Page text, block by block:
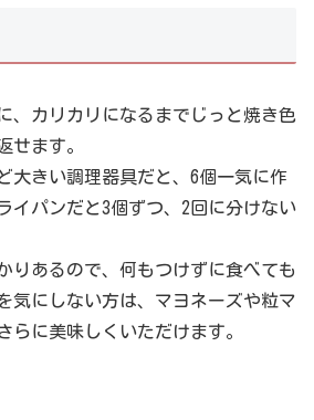
、カリカリになるまでじっと焼き色
せます。
大きい調理器具だと、6個一気に作
イパンだと3個ずつ、2回に分けない
りあるので、何もつけずに食べても
気にしない方は、マヨネーズや粒マ
らに美味しくいただけます。